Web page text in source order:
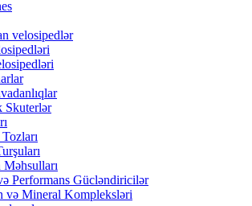
velosipedlər
Skuterlər
Performans Gücləndiricilər
və Mineral Kompleksləri